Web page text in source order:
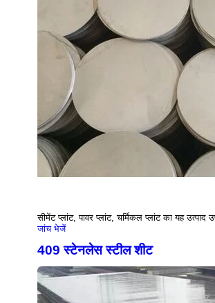
सीमेंट प्लांट, पावर प्लांट, चर्मिकल प्लांट का यह उत्पाद
जांच भेजें
409 स्टेनलेस स्टील शीट